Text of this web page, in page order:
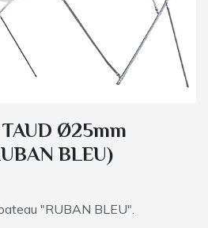
Ø25mm
BLEU)
"RUBAN BLEU".